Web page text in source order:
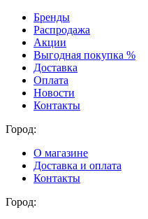
Бренды
Распродажа
Акции
Выгодная покупка %
Доставка
Оплата
Новости
Контакты
Город:
О магазине
Доставка и оплата
Контакты
Город: